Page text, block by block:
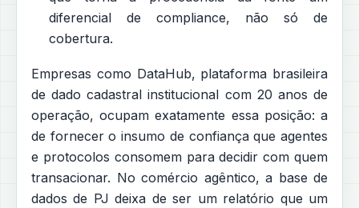
diferencial de compliance, não só de
cobertura.
Empresas como DataHub, plataforma brasileira
de dado cadastral institucional com 20 anos de
operação, ocupam exatamente essa posição: a
de fornecer o insumo de confiança que agentes
e protocolos consomem para decidir com quem
transacionar. No comércio agêntico, a base de
dados de PJ deixa de ser um relatório que um